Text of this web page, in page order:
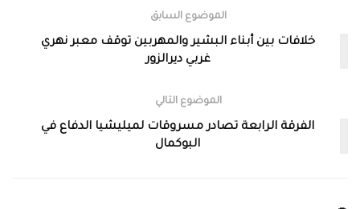
الموضوع السابق
خلافات بين أبناء البشير والمهربين توقف معبر نهري
غربي ديرالزور
الموضوع التالي
الفرقة الرابعة تصادر مسروقات لميليشيا الدفاع في
البوكمال